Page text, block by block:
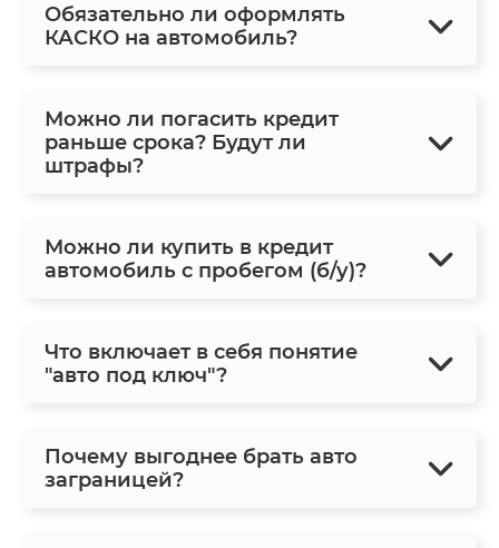
Обязательно ли оформлять
КАСКО на автомобиль?
Можно ли погасить кредит
раньше срока? Будут ли
штрафы?
Можно ли купить в кредит
автомобиль с пробегом (б/у)?
Что включает в себя понятие
"авто под ключ"?
Почему выгоднее брать авто
заграницей?